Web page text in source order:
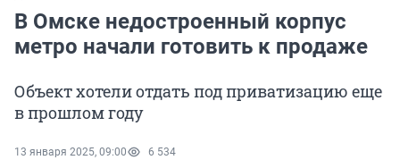
В Омске недостроенный корпус
метро начали готовить к продаже
Объект хотели отдать под приватизацию еще
в прошлом году
13 января 2025, 09:00 6 534